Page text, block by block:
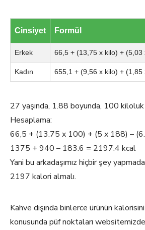
Cinsiyet Formül
Erkek 66,5 + (13,75 x kilo) +
Kadın 655,1 + (9,56 x kilo) +
27 yaşında, 1.88 boyunda, 100
Hesaplama:
66,5 + (13.75 x 100) + (5 x 188) –
1375 + 940 – 183.6 = 2197.4 kcal
Yani bu arkadaşımız hiçbir şey
2197 kalori almalı.
Kahve dışında binlerce ürünün
konusunda püf noktaları